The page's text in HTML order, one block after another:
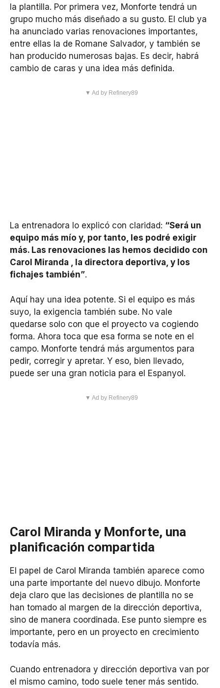
la plantilla. Por primera vez, Monforte tendrá un
grupo mucho más diseñado a su gusto. El club ya
ha anunciado varias renovaciones importantes,
entre ellas la de Romane Salvador, y también se
han producido numerosas bajas. Es decir, habrá
cambio de caras y una idea más definida.
▼ Ad by Refinery89
La entrenadora lo explicó con claridad: “Será un
equipo más mío y, por tanto, les podré exigir
más. Las renovaciones las hemos decidido con
Carol Miranda , la directora deportiva, y los
fichajes también”.
Aquí hay una idea potente. Si el equipo es más
suyo, la exigencia también sube. No vale
quedarse solo con que el proyecto va cogiendo
forma. Ahora toca que esa forma se note en el
campo. Monforte tendrá más argumentos para
pedir, corregir y apretar. Y eso, bien llevado,
puede ser una gran noticia para el Espanyol.
▼ Ad by Refinery89
Carol Miranda y Monforte, una
planificación compartida
El papel de Carol Miranda también aparece como
una parte importante del nuevo dibujo. Monforte
deja claro que las decisiones de plantilla no se
han tomado al margen de la dirección deportiva,
sino de manera coordinada. Ese punto siempre es
importante, pero en un proyecto en crecimiento
todavía más.
Cuando entrenadora y dirección deportiva van por
el mismo camino, todo suele tener más sentido.